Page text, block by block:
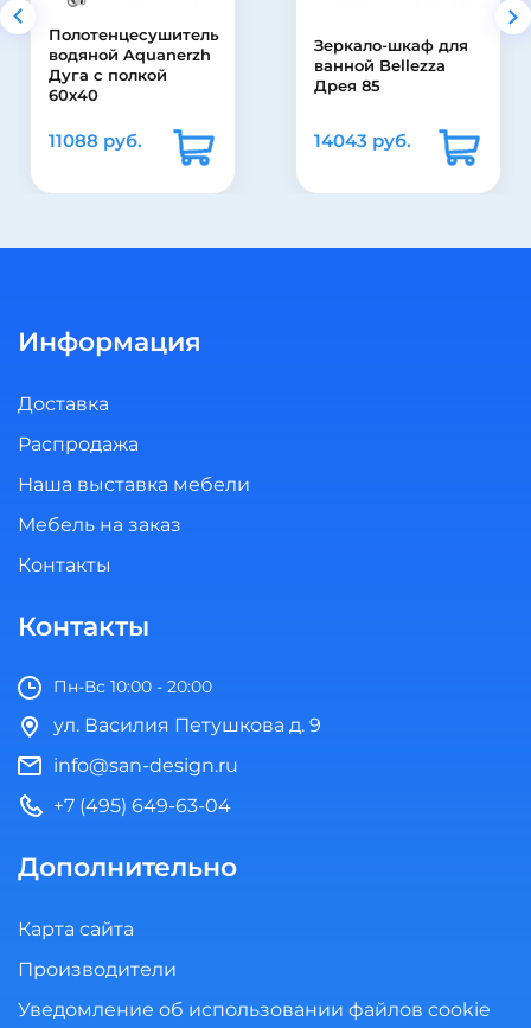
Aquanerzh
полкой
руб.
Зеркало-шкаф для
ванной Bellezza
14043 руб.
Информация
Доставка
Распродажа
Наша выставка мебели
Мебель на заказ
Контакты
Контакты
Пн-Вс 10:00 - 20:00
ул. Василия Петушкова д. 9
info@san-design.ru
+7 (495) 649-63-04
Дополнительно
Карта сайта
Производители
Уведомление об использовании файлов cookie